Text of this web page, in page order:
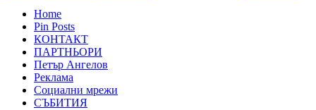
Home
Pin Posts
КОНТАКТ
ПАРТНЬОРИ
Петър Ангелов
Реклама
Социални мрежи
СЪБИТИЯ